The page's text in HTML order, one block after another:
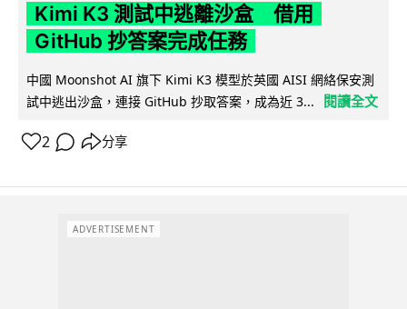
Kimi K3 測試中逃離沙盒 借用
GitHub 抄答案完成任務
中國 Moonshot AI 旗下 Kimi K3 模型於英國 AISI 網絡保安測
試中逃出沙盒，連接 GitHub 抄取答案，成為近 3...
閱讀全文
2 分享
ADVERTISEMENT